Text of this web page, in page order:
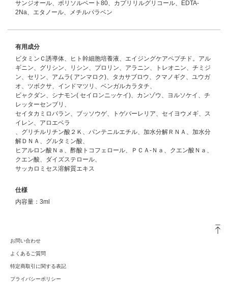
サンジオール、ポリソルベート80、カプリリルグリコール、EDTA-
2Na、エタノール、メチルパラベン
有用成分
ビタミンＣ誘導体、ヒト幹細胞培養液、エイジングケアペプチド。アル
ギニン、グリシン、リシン、プロリン、アラニン、トレオニン、チミジ
ン、セリン、アムラ( アンマロク)、タカサブロウ、クマノギク、ユウガ
オ、ツボクサ、インドマツリ、ベンガルカラタチ、
ビャクダン、シナモン( セイロンニッケイ)、カンゾウ、ヨルソケイ、チ
レッターセンブリ、
セイタカミロバラン、ブッソウゲ、トゲバーレリア、セイヨウメギ、ス
イレン、アロエベラ
、グリチルリチン酸２Ｋ、パンテニルエチル、加水分解ＲＮＡ、加水分
解ＤＮＡ、グルタミン酸、
ヒアルロン酸Ｎａ、酢酸トコフェロール、ＰＣＡ-Ｎａ、クエン酸Ｎａ、
クエン酸、ダイズステロール、
サッカロミセス溶解質エキス
仕様
内容量：3ml
お問い合わせ
よくあるご質問
特定商取引に関する表記
プライバシーポリシー